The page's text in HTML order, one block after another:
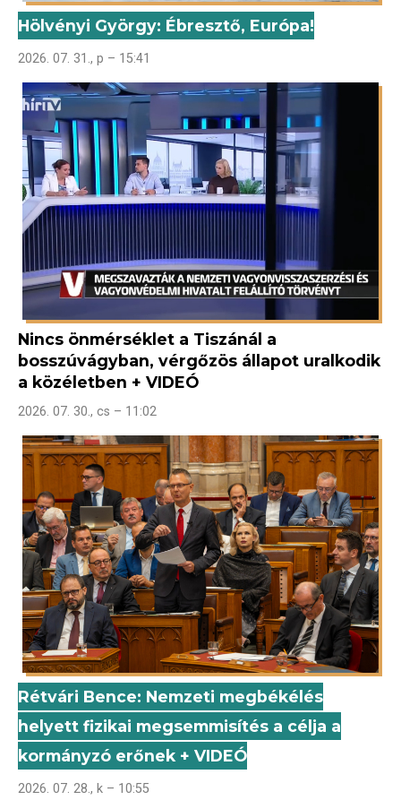
Hölvényi György: Ébresztő, Európa!
2026. 07. 31., p – 15:41
Nincs önmérséklet a Tiszánál a
bosszúvágyban, vérgőzös állapot uralkodik
a közéletben + VIDEÓ
2026. 07. 30., cs – 11:02
Rétvári Bence: Nemzeti megbékélés
helyett fizikai megsemmisítés a célja a
kormányzó erőnek + VIDEÓ
2026. 07. 28., k – 10:55